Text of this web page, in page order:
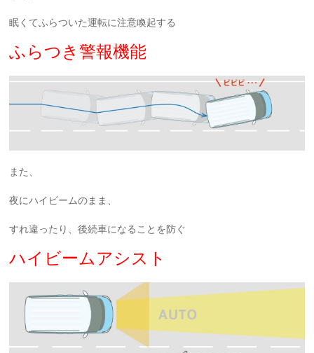
眠くてふらついた運転に注意喚起する
ふらつき警報機能
また、
夜にハイビームのまま、
すれ違ったり、後続車になることを防ぐ
ハイビームアシスト